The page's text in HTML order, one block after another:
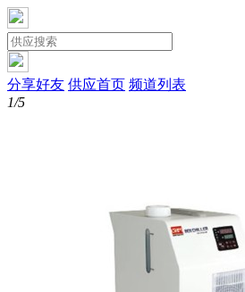
分享好友 供应首页 频道列表
1/5